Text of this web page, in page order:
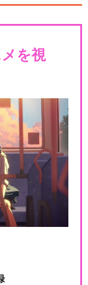
『薄桜鬼』沖田
『薄桜鬼』土方
『薄桜鬼』HAK
を視